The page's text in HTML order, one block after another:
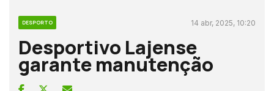
DESPORTO 14 abr, 2025, 10:20
Desportivo Lajense
garante manutenção